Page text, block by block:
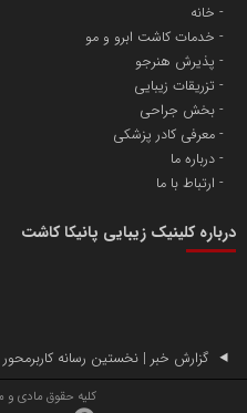
پایگاه اطلاع رسانی اعتلای
آهن و فولاد غدیر ایرانیان
تامین آهن اسفنجی تولیدکنندگان
تریبون
انتشار گسترده محتوا در رسانه
مسعودصادقی
خانه
خدمات کاشت ابرو و مو
پذیرش هنرجو
تزریقات زیبایی
بخش جراحی
معرفی کادر پزشکی
درباره ما
ارتباط با ما
درباره کلینیک زیبایی پانیکا کاشت
گزارش خبر | نخستین رسانه
کلیه حقوق مادی و